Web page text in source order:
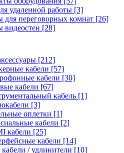
удаленной работы [3]
для переговорных комнат [26]
видеостен [28]
[212]
кабели [57]
кабели [30]
кабели [67]
кабель [1]
[3]
оплетки [1]
кабели [2]
кабели [25]
кабели [14]
/ удлинители [10]